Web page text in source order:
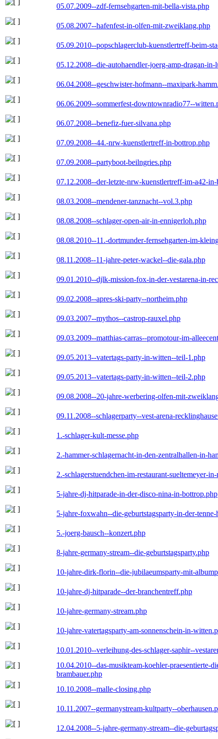
05.07.2009--zdf-fernsehgarten-mit-bella-vista.php
05.08.2007--hafenfest-in-olfen-mit-zweiklang.php
05.09.2010--popschlagerclub-kuenstlertreff-beim-
05.12.2008--die-autohaendler-joerg-amp-dragan-in-
06.04.2008--geschwister-hofmann--maxipark-
06.06.2009--sommerfest-downtownradio77--
06.07.2008--benefiz-fuer-silvana.php
07.09.2008--44.-nrw-kuenstlertreff-in-bottrop.php
07.09.2008--partyboot-beilngries.php
07.12.2008--der-letzte-nrw-kuenstlertreff-im-a42-
08.03.2008--mendener-tanznacht--vol.3.php
08.08.2008--schlager-open-air-in-ennigerloh.php
08.08.2010--11.-dortmunder-fernsehgarten-im-
08.11.2008--11-jahre-peter-wackel--die-gala.php
09.01.2010--djlk-mission-fox-in-der-vestarena-in-
09.02.2008--apres-ski-party--northeim.php
09.03.2007--mythos--castrop-rauxel.php
09.03.2009--matthias-carras--promotour-im-
09.05.2013--vatertags-party-in-witten--teil-1.php
09.05.2013--vatertags-party-in-witten--teil-2.php
09.08.2008--20-jahre-werbering-olfen-mit-
09.11.2008--schlagerparty--vest-arena-
1.-schlager-kult-messe.php
2.-hammer-schlagernacht-in-den-zentralhallen-in-
2.-schlagerstuendchen-im-restaurant-sueltemeyer-
5-jahre-dj-hitparade-in-der-disco-nina-in-bottrop.php
5-jahre-foxwahn--die-geburtstagsparty-in-der-tenne-
5.-joerg-bausch--konzert.php
8-jahre-germany-stream--die-geburtstagsparty.php
10-jahre-dirk-florin--die-jubilaeumsparty-mit-
10-jahre-dj-hitparade--der-branchentreff.php
10-jahre-germany-stream.php
10-jahre-vatertagsparty-am-sonnenschein-in-
10.01.2010--verleihung-des-schlager-saphir--
10.04.2010--das-musikteam-koehler-praesentierte-
brambauer.php
10.10.2008--malle-closing.php
10.11.2007--germanystream-kultparty--
12.04.2008--5-jahre-germany-stream--die-